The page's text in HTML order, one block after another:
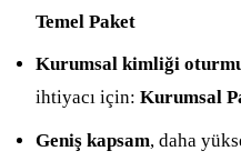
Temel Paket
Kurumsal kimliği
ihtiyacı için: Kurumsal
Geniş kapsam, daha